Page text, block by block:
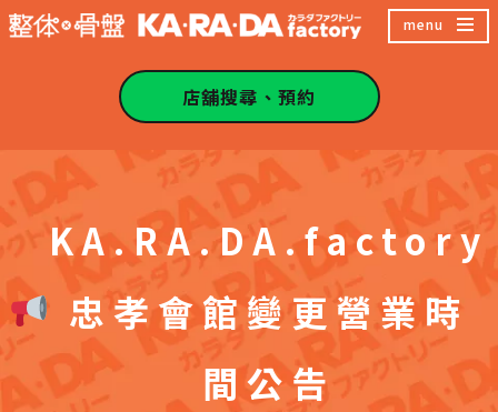
跳
容
區
menu
店舖搜尋、預約
KA.RA.DA.factory
忠孝會館變更營業時
間公告